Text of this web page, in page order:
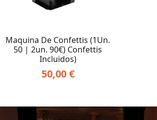
Maquina De Confettis (1Un.
50 | 2un. 90€) Confettis
Incluidos)
50,00€